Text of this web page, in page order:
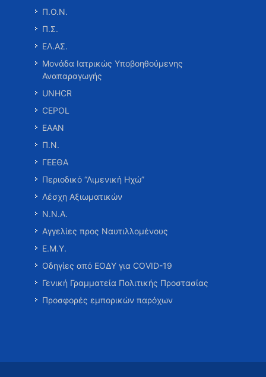
Π.Ο.Ν.
Π.Σ.
ΕΛ.ΑΣ.
Μονάδα Ιατρικώς Υποβοηθούμενης
Αναπαραγωγής
UNHCR
CEPOL
ΕΑΑΝ
Π.Ν.
ΓΕΕΘΑ
Περιοδικό “Λιμενική Ηχώ”
Λέσχη Αξιωματικών
Ν.Ν.Α.
Αγγελίες προς Ναυτιλλομένους
Ε.Μ.Υ.
Οδηγίες από ΕΟΔΥ για COVID-19
Γενική Γραμματεία Πολιτικής Προστασίας
Προσφορές εμπορικών παρόχων